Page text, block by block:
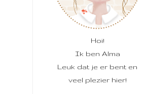
Hoi!
Ik ben Alma
Leuk dat je er bent en
veel plezier hier!